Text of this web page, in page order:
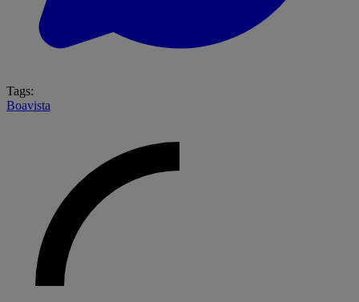
Tags:
Boavista